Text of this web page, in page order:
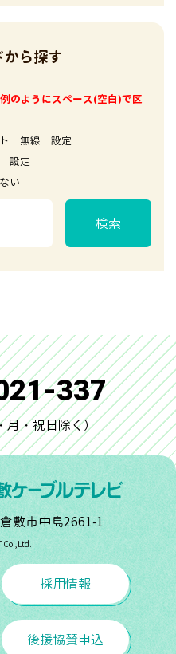
から探す
のようにスペース(空白)で区
ト 無線 設定
定
検索
337
月・祝日除く）
敷市中島2661-1
Co.,Ltd.
採用情報
後援協賛申込